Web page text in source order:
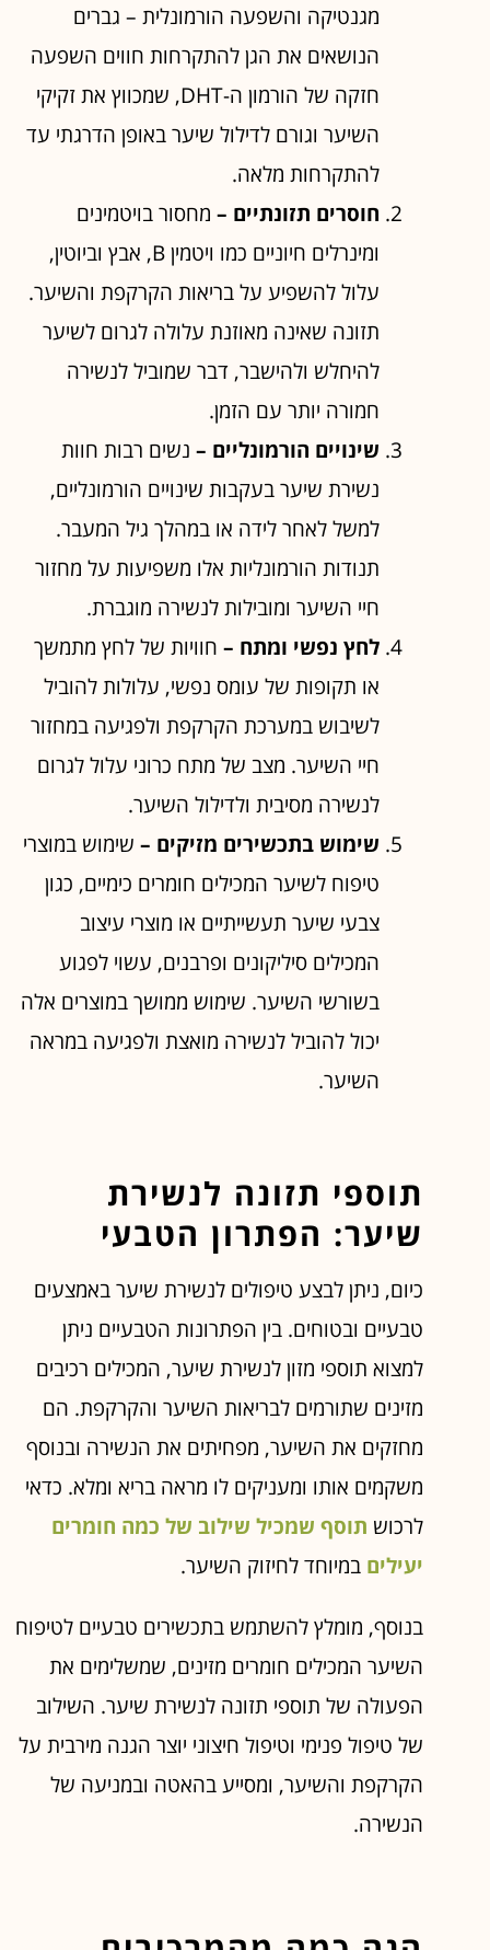
מגנטיקה והשפעה הורמונלית – גברים
הנושאים את הגן להתקרחות חווים השפעה
חזקה של הורמון ה-DHT, שמכווץ את זקיקי
השיער וגורם לדילול שיער באופן הדרגתי עד
להתקרחות מלאה.
חוסרים תזונתיים –מחסור בויטמינים
ומינרלים חיוניים כמו ויטמין B, אבץ וביוטין,
עלול להשפיע על בריאות הקרקפת והשיער.
תזונה שאינה מאוזנת עלולה לגרום לשיער
להיחלש ולהישבר, דבר שמוביל לנשירה
חמורה יותר עם הזמן.
שינויים הורמונליים –נשים רבות חוות
נשירת שיער בעקבות שינויים הורמונליים,
למשל לאחר לידה או במהלך גיל המעבר.
תנודות הורמונליות אלו משפיעות על מחזור
חיי השיער ומובילות לנשירה מוגברת.
לחץ נפשי ומתח –חוויות של לחץ מתמשך
או תקופות של עומס נפשי, עלולות להוביל
לשיבוש במערכת הקרקפת ולפגיעה במחזור
חיי השיער. מצב של מתח כרוני עלול לגרום
לנשירה מסיבית ולדילול השיער.
שימוש בתכשירים מזיקים –שימוש במוצרי
טיפוח לשיער המכילים חומרים כימיים, כגון
צבעי שיער תעשייתיים או מוצרי עיצוב
המכילים סיליקונים ופרבנים, עשוי לפגוע
בשורשי השיער. שימוש ממושך במוצרים אלה
יכול להוביל לנשירה מואצת ולפגיעה במראה
השיער.
תוספי תזונה לנשירת
שיער: הפתרון הטבעי
כיום, ניתן לבצע טיפולים לנשירת שיער באמצעים
טבעיים ובטוחים. בין הפתרונות הטבעיים ניתן
למצוא תוספי מזון לנשירת שיער, המכילים רכיבים
מזינים שתורמים לבריאות השיער והקרקפת. הם
מחזקים את השיער, מפחיתים את הנשירה ובנוסף
משקמים אותו ומעניקים לו מראה בריא ומלא. כדאי
לרכוש תוסף שמכיל שילוב של כמה חומרים
יעילים במיוחד לחיזוק השיער.
בנוסף, מומלץ להשתמש בתכשירים טבעיים לטיפוח
השיער המכילים חומרים מזינים, שמשלימים את
הפעולה של תוספי תזונה לנשירת שיער. השילוב
של טיפול פנימי וטיפול חיצוני יוצר הגנה מירבית על
הקרקפת והשיער, ומסייע בהאטה ובמניעה של
הנשירה.